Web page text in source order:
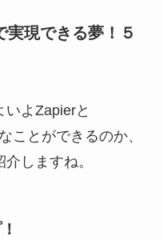
現できる夢！５
よZapierと
ことができるのか、
しますね。